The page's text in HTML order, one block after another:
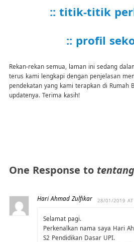
:: titik-titik
:: profil
Rekan-rekan semua, laman ini sedang
terus kami lengkapi dengan penjelasan
pendekatan yang kami terapkan di Rumah
updatenya. Terima kasih!
One Response to
Hari Ahmad Zulfikar 28/01/2019
Selamat pagi.
Perkenalkan nama saya Hari
S2 Pendidikan Dasar UPI.